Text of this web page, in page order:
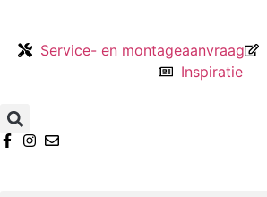
Service- en montageaanvraag
Inspiratie